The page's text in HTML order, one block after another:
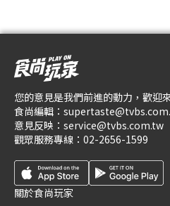
您的意見是我們前進的動力，歡迎
食尚編輯：
意見反映： service@tvbs.com.tw
觀眾服務專線： 02-2656-1599
關於食尚玩家